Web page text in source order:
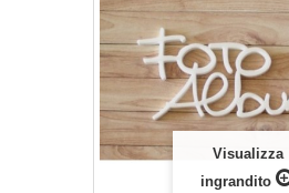
Visualizza
ingrandito